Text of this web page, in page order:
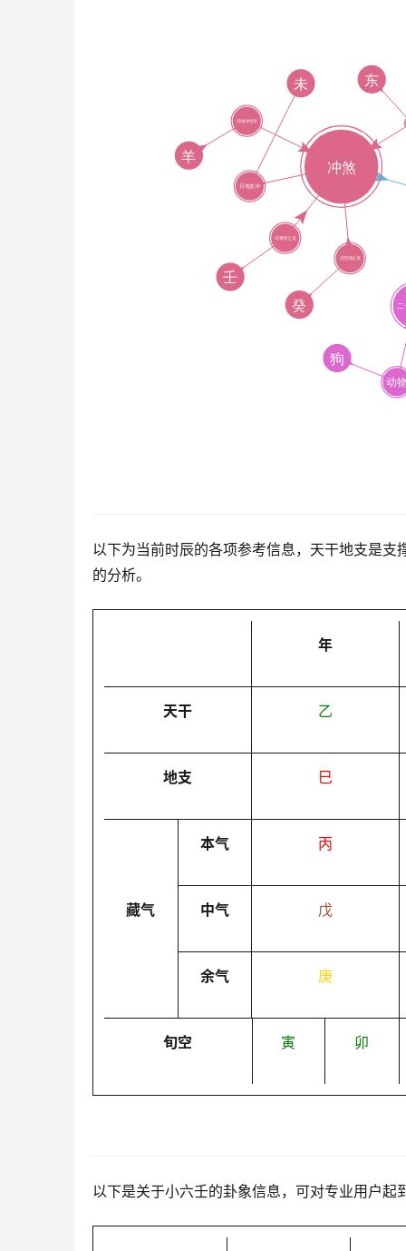
以下为当前时辰的各项参考信息，天干地支是
的分析。
年
天干 乙
地支 巳
本气 丙
藏气 中气 戊
余气 庚
旬空 寅 卯
以下是关于小六壬的卦象信息，可对专业用户起